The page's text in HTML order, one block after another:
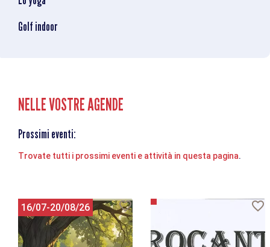
Golf indoor
NELLE VOSTRE AGENDE
Prossimi eventi:
Trovate tutti i prossimi eventi e attività in questa pagina.
16/07-20/08/26